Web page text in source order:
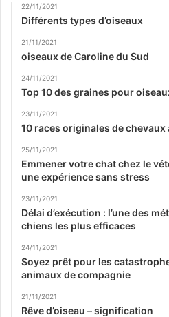
22/11/2021
Différents types d’oiseaux
21/11/2021
oiseaux de Caroline du Sud
24/11/2021
Top 10 des graines pour
23/11/2021
10 races originales de
25/11/2021
Emmener votre chat chez le
une expérience sans stress
23/11/2021
Délai d’exécution : l’une des
chiens les plus efficaces
24/11/2021
Soyez prêt pour les
animaux de compagnie
21/11/2021
Rêve d’oiseau – signification